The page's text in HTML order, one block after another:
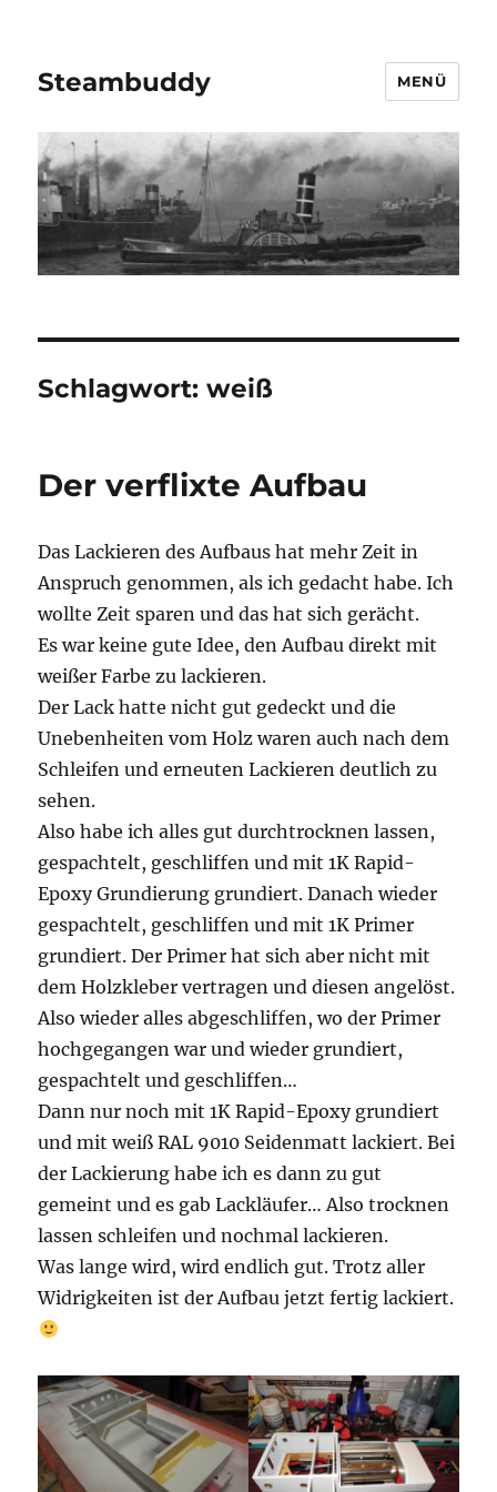
Steambuddy MENÜ
Schlagwort:weiß
Der verflixte Aufbau
Das Lackieren des Aufbaus hat mehr Zeit in
Anspruch genommen, als ich gedacht habe. Ich
wollte Zeit sparen und das hat sich gerächt.
Es war keine gute Idee, den Aufbau direkt mit
weißer Farbe zu lackieren.
Der Lack hatte nicht gut gedeckt und die
Unebenheiten vom Holz waren auch nach dem
Schleifen und erneuten Lackieren deutlich zu
sehen.
Also habe ich alles gut durchtrocknen lassen,
gespachtelt, geschliffen und mit 1K Rapid-
Epoxy Grundierung grundiert. Danach wieder
gespachtelt, geschliffen und mit 1K Primer
grundiert. Der Primer hat sich aber nicht mit
dem Holzkleber vertragen und diesen angelöst.
Also wieder alles abgeschliffen, wo der Primer
hochgegangen war und wieder grundiert,
gespachtelt und geschliffen…
Dann nur noch mit 1K Rapid-Epoxy grundiert
und mit weiß RAL 9010 Seidenmatt lackiert. Bei
der Lackierung habe ich es dann zu gut
gemeint und es gab Lackläufer… Also trocknen
lassen schleifen und nochmal lackieren.
Was lange wird, wird endlich gut. Trotz aller
Widrigkeiten ist der Aufbau jetzt fertig lackiert.